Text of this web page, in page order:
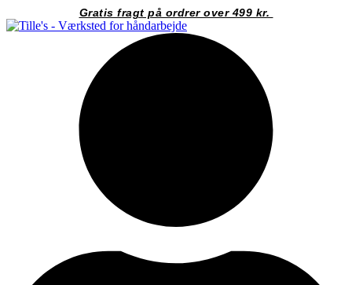
til
Gratis fragt på ordrer over 499 kr.